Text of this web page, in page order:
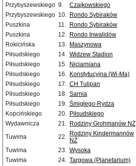
Przybyszewskiego 9. Czajkowskiego
Przybyszewskiego 10. Rondo Sybiraków
Puszkina
11. Rondo Sybiraków
Puszkina
12. Rondo Inwalidów
Rokicińska
13. Maszynowa
Piłsudskiego
14. Widzew Stadion
Piłsudskiego
15. Niciarniana
Piłsudskiego
16. Konstytucyjna (Wi-Ma)
Piłsudskiego
17. CH Tulipan
Piłsudskiego
18. Sarnia
Piłsudskiego
19. Śmigłego-Rydza
Kopcińskiego
20. Piłsudskiego
Wydawnicza
21. Rodziny Grohmanów NŻ
Tuwima
22. Rodziny Kindermannów
NŻ
Tuwima 23. Wysoka
Tuwima
24. Targowa (Planetarium)